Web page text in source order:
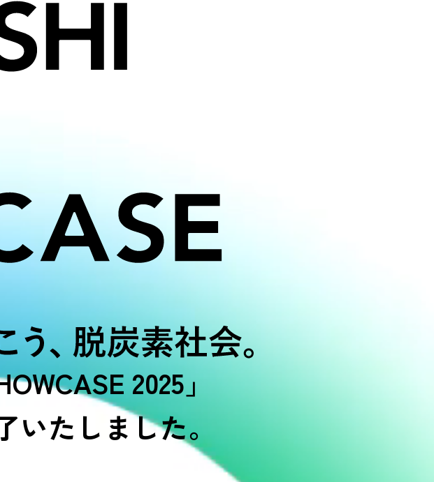
2025」
いたしました。